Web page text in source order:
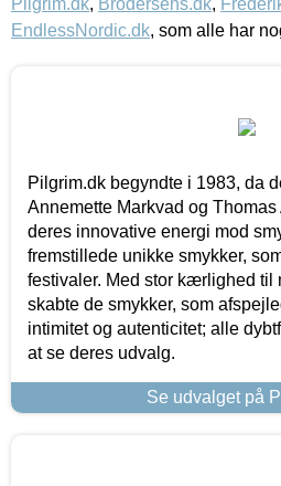
EndlessNordic.dk, som alle har
Pilgrim.dk begyndte i 1983, da
Annemette Markvad og
deres innovative energi mod
fremstillede unikke smykker,
festivaler. Med stor kærlighed til
skabte de smykker, som
intimitet og autenticitet; alle
at se deres udvalg.
Se udvalget på